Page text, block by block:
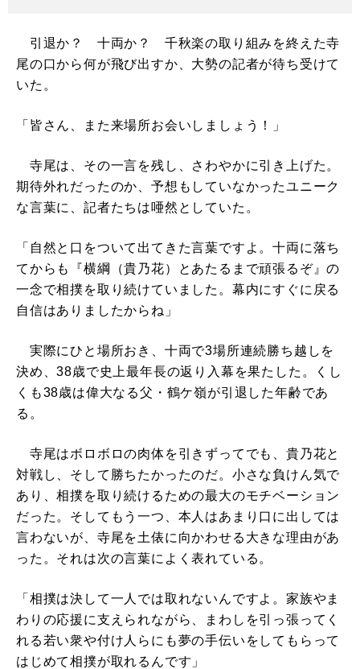
引退か？ 十両か？ 千秋楽の取り組みを終えた寺
尾の口から何が飛び出すか、大勢の記者が待ち受けて
いた。
「皆さん、また来場所お会いしましょう！」
寺尾は、その一言を残し、さわやかに引き上げた。
期待外れだったのか、予想もしていなかったユニーク
な言葉に、記者たちは唖然としていた。
「自然と口をついて出てきた言葉ですよ。十両に落ち
てからも『横綱（貴乃花）とあたるまで頑張るぞ』の
一念で相撲を取り続けていました。幕内にすぐに戻る
自信はありましたからね」
実際にひと場所おき、十両で3場所連続勝ち越しを
決め、38歳で史上最年長の返り入幕を果たした。くし
くも38歳は偉大なる父・鶴ケ嶺が引退した年齢であ
る。
寺尾はボロボロの肉体を引きずってでも、貴乃花と
対戦し、そして勝ちたかったのだ。小さな負けん気で
あり、相撲を取り続けるための最大のモチベーション
だった。そしてもう一つ、本人はあまり口に出しては
言わないが、寺尾を土俵に向かわせる大きな理由があ
った。それは次の言葉によく表れている。
「相撲は決して一人では取れないんですよ。家族やま
わりの応援に支えられながら、まわしを引っ張ってく
れる若い衆や付け人らにも夢の手伝いをしてもらって
はじめて相撲が取れるんです」